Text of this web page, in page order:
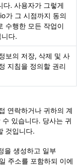
다. 사용자가 그렇게
가 그 시점까지 동의
수행한 모든 작업이
다.
보의 저장, 삭제 및 사
지침을 정의할 권리
연락하거나 귀하의 계
있습니다. 당사는 귀
것입니다.
을 생성하고 일부
주소를 포함하되 이에